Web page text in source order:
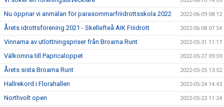
Nu öppnar vi anmälan för parasommarfriidrottsskola 2022 2022-06-09 08:12
Årets idrottsförening 2021 - Skellefteå AIK Friidrott 2022-06-08 07:54
Vinnarna av utlottningspriser från Broarna Runt 2022-05-31 11:17
Välkomna till Papricaloppet 2022-05-27 09:59
Årets sista Broarna Runt 2022-05-25 13:52
Hallrekord i Florahallen 2022-05-24 14:43
Northvolt open 2022-05-23 11:24